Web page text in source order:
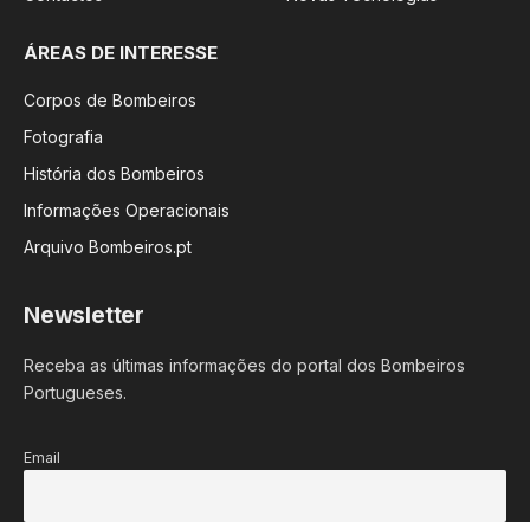
ÁREAS DE INTERESSE
Corpos de Bombeiros
Fotografia
História dos Bombeiros
Informações Operacionais
Arquivo Bombeiros.pt
Newsletter
Receba as últimas informações do portal dos Bombeiros
Portugueses.
Email